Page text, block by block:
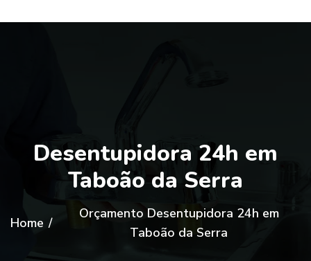
Desentupidora 24h em
Taboão da Serra
Home /
Orçamento Desentupidora 24h em
Taboão da Serra